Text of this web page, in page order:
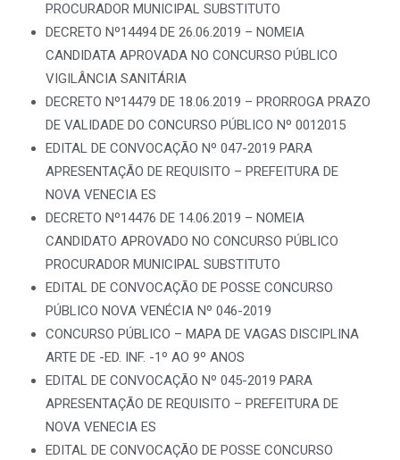
PROCURADOR MUNICIPAL SUBSTITUTO
DECRETO Nº14494 DE 26.06.2019 – NOMEIA
CANDIDATA APROVADA NO CONCURSO PÚBLICO
VIGILÂNCIA SANITÁRIA
DECRETO Nº14479 DE 18.06.2019 – PRORROGA PRAZO
DE VALIDADE DO CONCURSO PÚBLICO Nº 0012015
EDITAL DE CONVOCAÇÃO Nº 047-2019 PARA
APRESENTAÇÃO DE REQUISITO – PREFEITURA DE
NOVA VENECIA ES
DECRETO Nº14476 DE 14.06.2019 – NOMEIA
CANDIDATO APROVADO NO CONCURSO PÚBLICO
PROCURADOR MUNICIPAL SUBSTITUTO
EDITAL DE CONVOCAÇÃO DE POSSE CONCURSO
PÚBLICO NOVA VENÉCIA Nº 046-2019
CONCURSO PÚBLICO – MAPA DE VAGAS DISCIPLINA
ARTE DE -ED. INF. -1º AO 9º ANOS
EDITAL DE CONVOCAÇÃO Nº 045-2019 PARA
APRESENTAÇÃO DE REQUISITO – PREFEITURA DE
NOVA VENECIA ES
EDITAL DE CONVOCAÇÃO DE POSSE CONCURSO